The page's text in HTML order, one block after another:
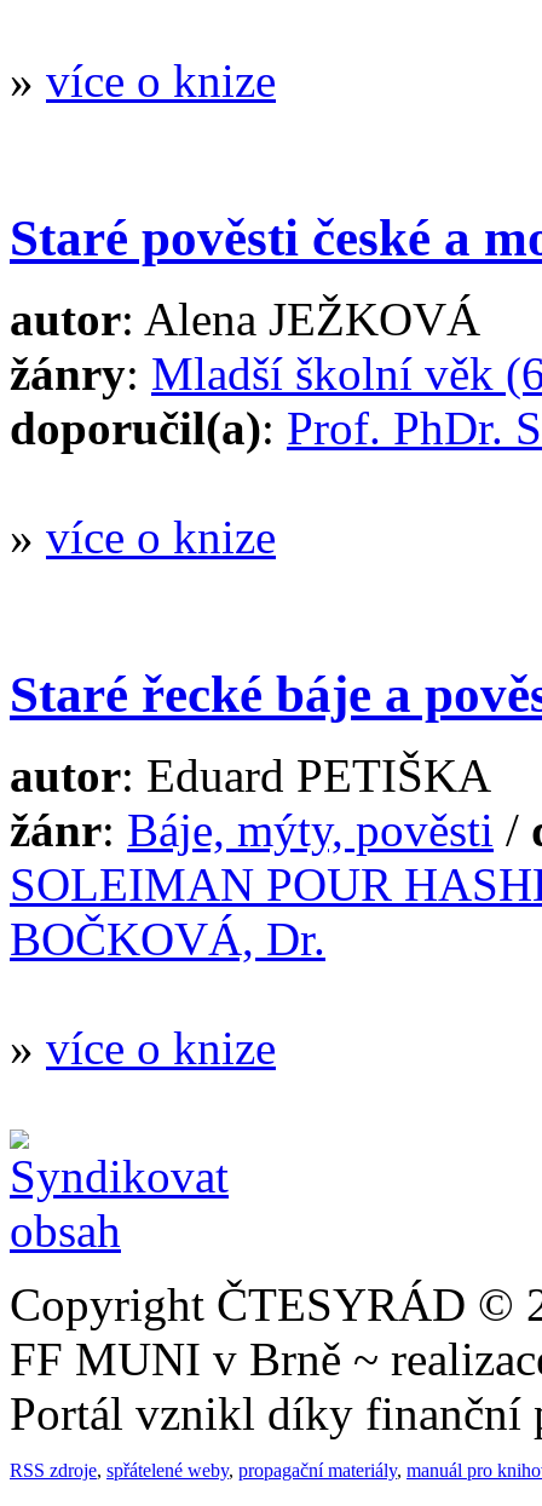
» více o knize
Staré pověsti české a
autor: Alena JEŽKOVÁ
žánry: Mladší školní věk
doporučil(a): Prof. PhDr.
» více o knize
Staré řecké báje a
autor: Eduard PETIŠKA
žánr: Báje, mýty, pověsti /
SOLEIMAN POUR
BOČKOVÁ, Dr.
» více o knize
Copyright ČTESYRÁD ©
FF MUNI v Brně ~
Portál vznikl díky finanční
RSS zdroje, spřátelené weby, propagační materiály, manuál pro